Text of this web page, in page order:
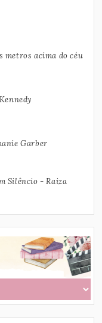
acima do céu
Garber
Silêncio - Raiza